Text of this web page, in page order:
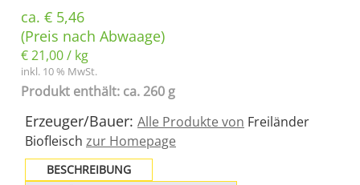
ca. € 5,46
(Preis nach Abwaage)
€21,00/ kg
inkl. 10 % MwSt.
Produkt enthält: ca. 260 g
Erzeuger/Bauer: Alle Produkte von Freiländer
Biofleisch zur Homepage
BESCHREIBUNG